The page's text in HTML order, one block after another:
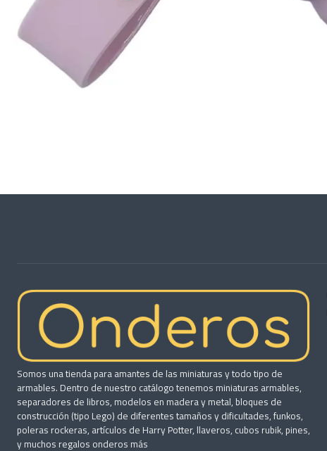
Somos una tienda para amantes de las miniaturas y todo tipo de
armables. Dentro de nuestro catálogo tenemos miniaturas armables,
separadores de libros, modelos en madera y metal, bloques de
construcción (tipo Lego) de diferentes tamaños y dificultades, funkos,
poleras rockeras, artículos de Harry Potter, llaveros, cubos rubik, pines,
y muchos regalos onderos más